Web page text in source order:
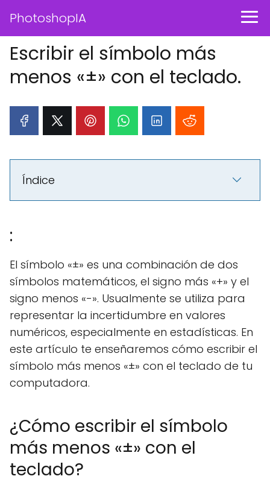
PhotoshopIA
Escribir el símbolo más
menos «±» con el teclado.
Índice
:
El símbolo «±» es una combinación de dos
símbolos matemáticos, el signo más «+» y el
signo menos «-». Usualmente se utiliza para
representar la incertidumbre en valores
numéricos, especialmente en estadísticas. En
este artículo te enseñaremos cómo escribir el
símbolo más menos «±» con el teclado de tu
computadora.
¿Cómo escribir el símbolo
más menos «±» con el
teclado?